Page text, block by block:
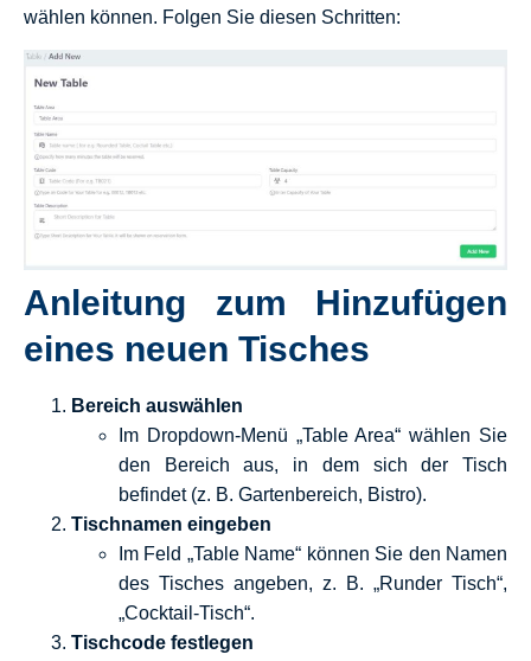
wählen können. Folgen Sie diesen Schritten:
Anleitung zum Hinzufügen
eines neuen Tisches
Bereich auswählen
Im Dropdown-Menü „Table Area“ wählen Sie
den Bereich aus, in dem sich der Tisch
befindet (z. B. Gartenbereich, Bistro).
Tischnamen eingeben
Im Feld „Table Name“ können Sie den Namen
des Tisches angeben, z. B. „Runder Tisch“,
„Cocktail-Tisch“.
Tischcode festlegen